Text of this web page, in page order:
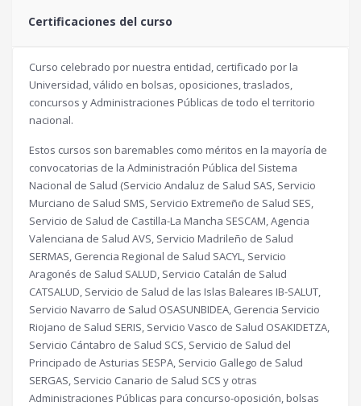
Certificaciones del curso
Curso celebrado por nuestra entidad, certificado por la
Universidad, válido en bolsas, oposiciones, traslados,
concursos y Administraciones Públicas de todo el territorio
nacional.
Estos cursos son baremables como méritos en la mayoría de
convocatorias de la Administración Pública del Sistema
Nacional de Salud (Servicio Andaluz de Salud SAS, Servicio
Murciano de Salud SMS, Servicio Extremeño de Salud SES,
Servicio de Salud de Castilla-La Mancha SESCAM, Agencia
Valenciana de Salud AVS, Servicio Madrileño de Salud
SERMAS, Gerencia Regional de Salud SACYL, Servicio
Aragonés de Salud SALUD, Servicio Catalán de Salud
CATSALUD, Servicio de Salud de las Islas Baleares IB-SALUT,
Servicio Navarro de Salud OSASUNBIDEA, Gerencia Servicio
Riojano de Salud SERIS, Servicio Vasco de Salud OSAKIDETZA,
Servicio Cántabro de Salud SCS, Servicio de Salud del
Principado de Asturias SESPA, Servicio Gallego de Salud
SERGAS, Servicio Canario de Salud SCS y otras
Administraciones Públicas para concurso-oposición, bolsas